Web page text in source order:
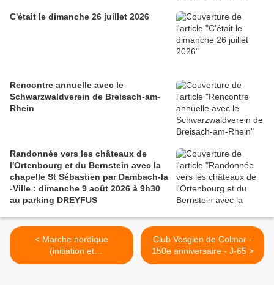
C'était le dimanche 26 juillet 2026
Rencontre annuelle avec le
Schwarzwaldverein de Breisach-am-
Rhein
Randonnée vers les châteaux de
l'Ortenbourg et du Bernstein avec la
chapelle St Sébastien par Dambach-la
-Ville : dimanche 9 août 2026 à 9h30
au parking DREYFUS
< Marche nordique
(initiation et
perfectionnement), lundi 25
Club Vosgien de Colmar -
150e anniversaire - J-65 >